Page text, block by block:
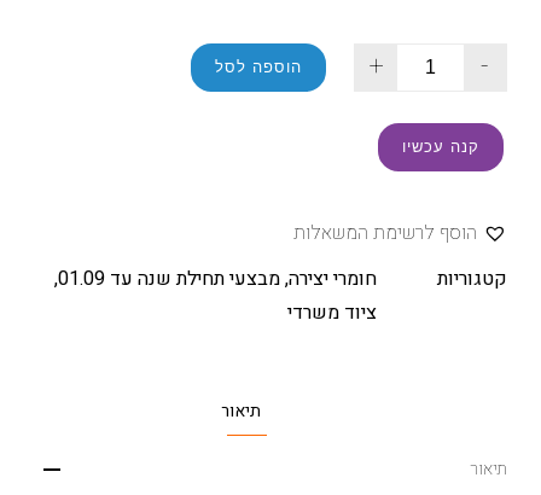
-
+ הוספה לסל
קנה עכשיו
הוסף לרשימת המשאלות
קטגוריות
חומרי יצירה,מבצעי תחילת שנה עד 01.09
,
ציוד משרדי
תיאור
תיאור